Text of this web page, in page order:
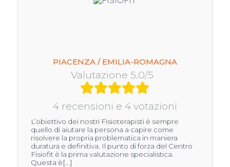
PIACENZA / EMILIA-ROMAGNA
Valutazione 5.0/5
4 recensioni e 4 votazioni
L’obiettivo dei nostri Fisioterapisti è sempre
quello di aiutare la persona a capire come
risolvere la propria problematica in maniera
duratura e definitiva. Il punto di forza del Centro
Fisiofit è la prima valutazione specialistica.
Questa è[...]